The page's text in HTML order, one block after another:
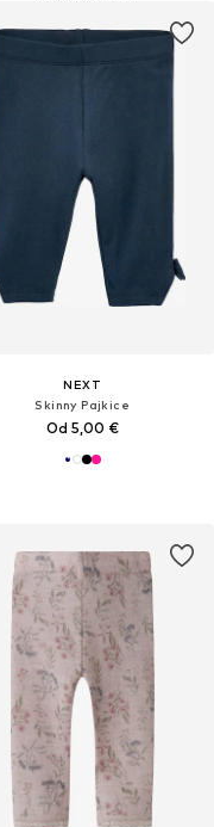
NEXT
Skinny Pajkice
Od 5,00 €